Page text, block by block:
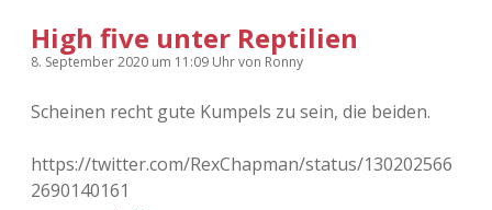
High five unter Reptilien
8. September 2020 um 11:09 Uhrvon Ronny
Scheinen recht gute Kumpels zu sein, die beiden.
https://twitter.com/RexChapman/status/130202566
2690140161